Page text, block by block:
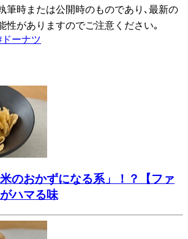
筆時または公開時のものであり､最新の
性がありますのでご注意ください｡
ドーナツ
のおかずになる系」！？【ファ
ハマる味